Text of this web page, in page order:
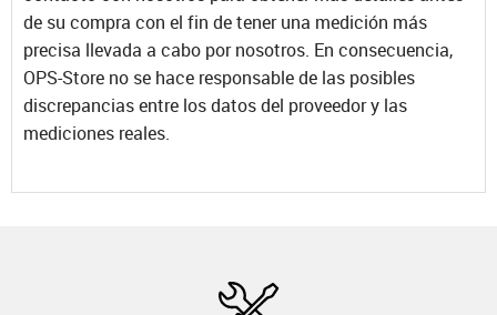
de su compra con el fin de tener una medición más
precisa llevada a cabo por nosotros. En consecuencia,
OPS-Store no se hace responsable de las posibles
discrepancias entre los datos del proveedor y las
mediciones reales.